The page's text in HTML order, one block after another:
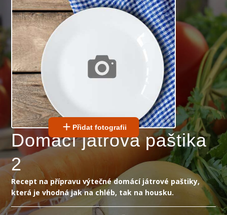
Přidat fotografii
Domácí játrová paštika
2
Recept na přípravu výtečné domácí játrové paštiky,
která je vhodná jak na chléb, tak na housku.